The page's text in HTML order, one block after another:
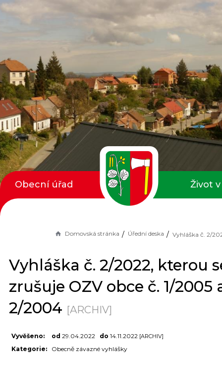
Domovská stránka Úřední deska
Vyhláška č. 2/2022, kterou
zrušuje OZV obce č. 1/2005
2/2004 [ARCHIV]
Vyvěšeno: od 29.04.2022 do 14.11.2022 [ARCHIV]
Kategorie: Obecně závazné vyhlášky
Obecní úřad Život